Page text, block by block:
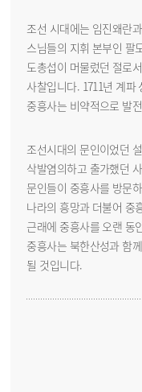
조선 시대에는 임진왜란
스님들의 지휘 본부인 팔
도총섭이 머물렀던 절로
사찰입니다. 1711년 계
중흥사는 비약적으로 발
조선시대의 문인이었던
삭발염의하고 출가했던
문인들이 중흥사를 방문
나라의 흥망과 더불어 중
근래에 중흥사를 오랜 동
중흥사는 북한산성과 함
될 것입니다.